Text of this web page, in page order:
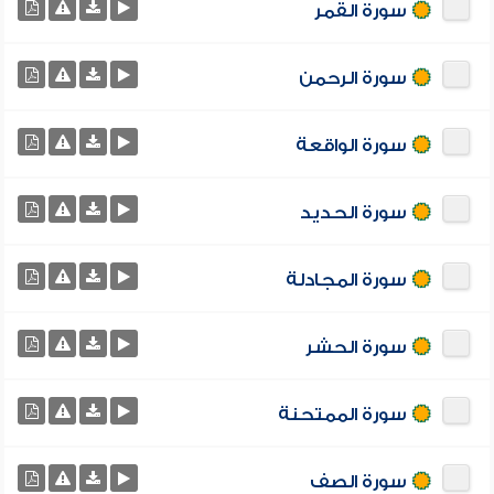
سورة القمر
سورة الرحمن
سورة الواقعة
سورة الحديد
سورة المجادلة
سورة الحشر
سورة الممتحنة
سورة الصف